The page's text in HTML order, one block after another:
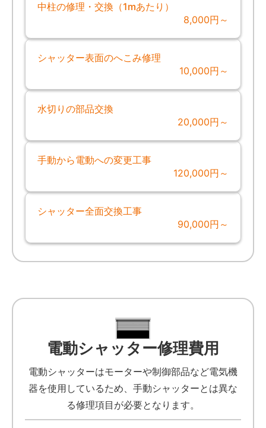
中柱の修理・交換（1mあたり）
8,000円～
シャッター表面のへこみ修理
10,000円～
水切りの部品交換
20,000円～
手動から電動への変更工事
120,000円～
シャッター全面交換工事
90,000円～
電動シャッター修理費用
電動シャッターはモーターや制御部品など電気機
器を使用しているため、手動シャッターとは異な
る修理項目が必要となります。